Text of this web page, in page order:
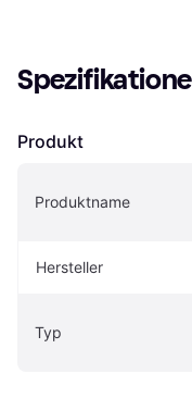
Produkt
Produktname
Hersteller
Typ